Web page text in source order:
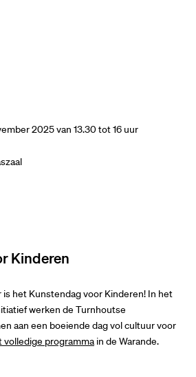
2025 van 13.30 tot 16 uur
Kinderen
is het Kunstendag voor Kinderen! In het
werken de Turnhoutse
aan een boeiende dag vol cultuur voor
volledige programma in de Warande.